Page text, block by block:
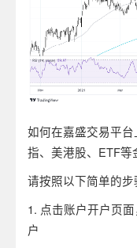
如何在嘉盛交易平
指、美港股、ETF等
请按照以下简单的步
1. 点击账户开户页
户